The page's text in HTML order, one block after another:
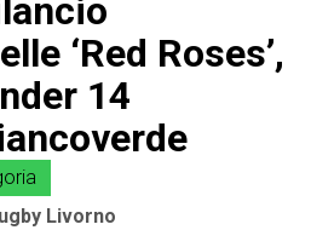
‘Red Roses’,
14
Livorno